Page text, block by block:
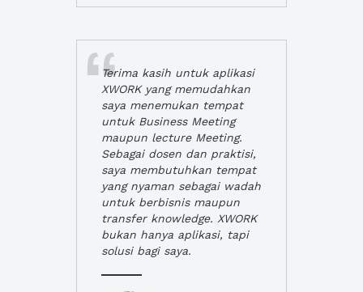
Terima kasih untuk aplikasi
XWORK yang memudahkan
saya menemukan tempat
untuk Business Meeting
maupun lecture Meeting.
Sebagai dosen dan praktisi,
saya membutuhkan tempat
yang nyaman sebagai wadah
untuk berbisnis maupun
transfer knowledge. XWORK
bukan hanya aplikasi, tapi
solusi bagi saya.